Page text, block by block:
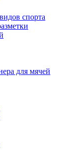
спорта
для мячей